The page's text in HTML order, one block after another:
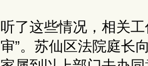
听了这些情况，相关
审”。苏仙区法院庭长